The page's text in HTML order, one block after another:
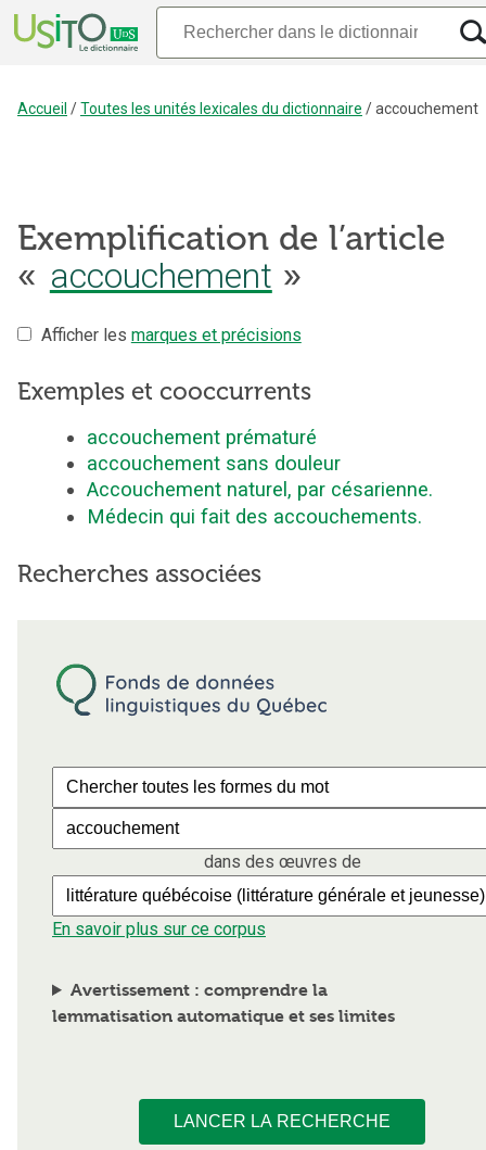
Accueil /Toutes les unités lexicales du dictionnaire /accouchement
Exemplification de l’article
« accouchement »
Afficher les marques et précisions
Exemples et cooccurrents
accouchement prématuré
accouchement sans douleur
Accouchement naturel, par césarienne.
Médecin qui fait des accouchements.
Recherches associées
dans des œuvres de
En savoir plus sur ce corpus
Avertissement : comprendre la
lemmatisation automatique et ses limites
LANCER LA RECHERCHE